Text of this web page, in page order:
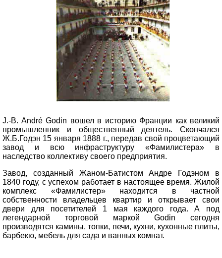
J.-B. André Godin вошел в историю Франции как великий
промышленник и общественный деятель. Скончался
Ж.Б.Годэн 15 января 1888 г., передав свой процветающий
завод и всю инфраструктуру «Фамилистера» в
наследство коллективу своего предприятия.
Завод, созданный Жаном-Батистом Андре Годэном в
1840 году, с успехом работает в настоящее время. Жилой
комплекс «Фамилистер» находится в частной
собственности владельцев квартир и открывает свои
двери для посетителей 1 мая каждого года. А под
легендарной торговой маркой Godin сегодня
производятся камины, топки, печи, кухни, кухонные плиты,
барбекю, мебель для сада и ванных комнат.